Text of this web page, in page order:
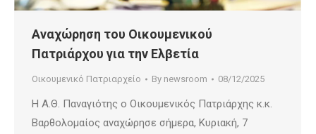
Αναχώρηση του Οικουμενικού
Πατριάρχου για την Ελβετία
Οικουμενικό Πατριαρχείο By newsroom 08/12/2025
Η Α.Θ. Παναγιότης ο Οικουμενικός Πατριάρχης κ.κ.
Βαρθολομαίος αναχώρησε σήμερα, Κυριακή, 7